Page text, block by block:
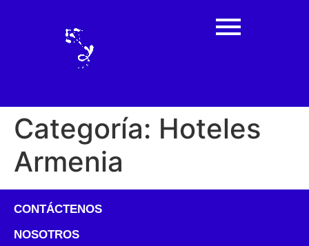
Categoría: Hoteles
Armenia
CONTÁCTENOS
NOSOTROS